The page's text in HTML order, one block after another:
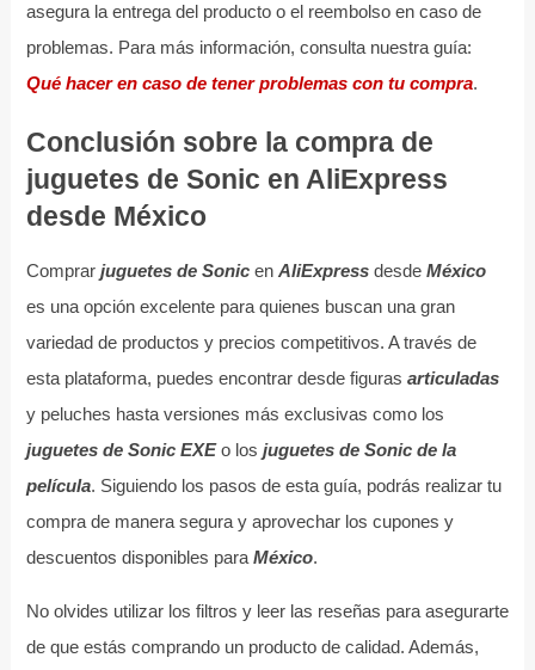
asegura la entrega del producto o el reembolso en caso de
problemas. Para más información, consulta nuestra guía:
Qué hacer en caso de tener problemas con tu compra.
Conclusión sobre la compra de
juguetes de Sonic en AliExpress
desde México
Comprar juguetes de Sonicen AliExpressdesde México
es una opción excelente para quienes buscan una gran
variedad de productos y precios competitivos. A través de
esta plataforma, puedes encontrar desde figuras articuladas
y peluches hasta versiones más exclusivas como los
juguetes de Sonic EXEo los juguetes de Sonic de la
película. Siguiendo los pasos de esta guía, podrás realizar tu
compra de manera segura y aprovechar los cupones y
descuentos disponibles para México.
No olvides utilizar los filtros y leer las reseñas para asegurarte
de que estás comprando un producto de calidad. Además,